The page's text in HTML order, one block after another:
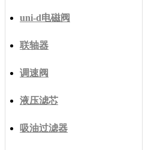
uni-d电磁阀
联轴器
调速阀
液压滤芯
吸油过滤器